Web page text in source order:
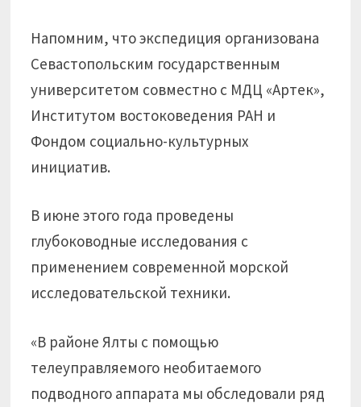
Напомним, что экспедиция организована
Севастопольским государственным
университетом совместно с МДЦ «Артек»,
Институтом востоковедения РАН и
Фондом социально-культурных
инициатив.
В июне этого года проведены
глубоководные исследования с
применением современной морской
исследовательской техники.
«В районе Ялты с помощью
телеуправляемого необитаемого
подводного аппарата мы обследовали ряд